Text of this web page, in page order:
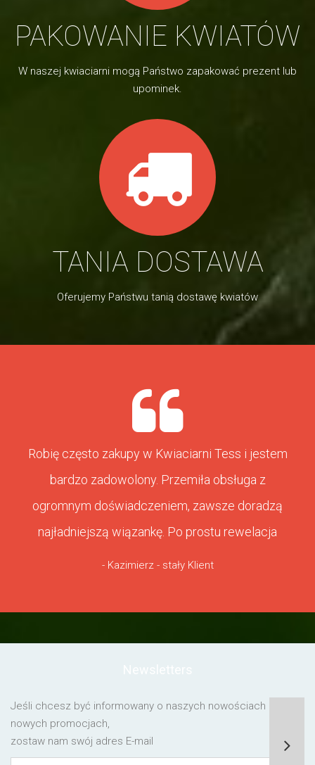
PAKOWANIE KWIATÓW
W naszej kwiaciarni mogą Państwo zapakować prezent lub
upominek.
TANIA DOSTAWA
Oferujemy Państwu tanią dostawę kwiatów
Robię często zakupy w Kwiaciarni Tess i jestem
bardzo zadowolony. Przemiła obsługa z
ogromnym doświadczeniem, zawsze doradzą
najładniejszą wiązankę. Po prostu rewelacja
- Kazimierz - stały Klient
Jeśli chcesz być informowany o naszych nowościach lub o
nowych promocjach,
zostaw nam swój adres E-mail